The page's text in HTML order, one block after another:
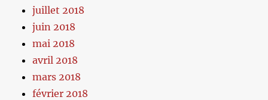
juillet 2018
juin 2018
mai 2018
avril 2018
mars 2018
février 2018